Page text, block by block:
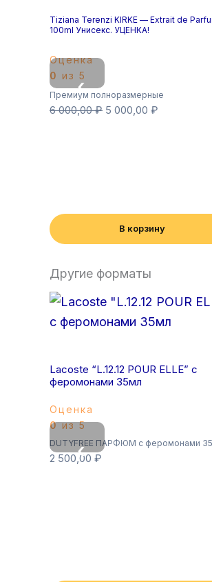
Премиум полноразмерные
Tiziana Terenzi KIRKE — Extrait de
100ml Унисекс. УЦЕНКА!
Оценка
0 из 5
6 000,00₽ 5 000,00 ₽
В корзину
‹
Другие форматы
Lacoste “L.12.12 POUR ELLE” с
феромонами 35мл
Оценка
0из 5
2 500,00 ₽
‹